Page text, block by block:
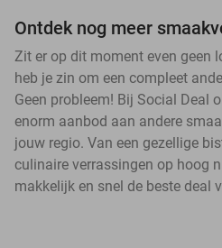
Ontdek nog meer
Zit er op dit moment even geen
heb je zin om een compleet
Geen probleem! Bij Social Deal
enorm aanbod aan andere
jouw regio. Van een gezellige
culinaire verrassingen op hoog
makkelijk en snel de beste deal